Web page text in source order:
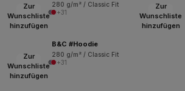
280 g/m² / Classic Fit
+31
Zur
Wunschliste
hinzufügen
Zur
Wunschliste
hinzufügen
B&C #Hoodie
280 g/m² / Classic Fit
+31
Zur
Wunschliste
hinzufügen